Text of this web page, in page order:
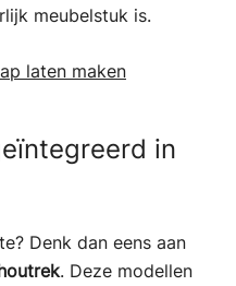
meubelstuk is.
laten maken
in
Denk dan eens aan
. Deze modellen